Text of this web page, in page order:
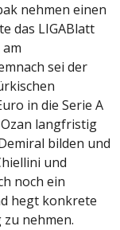
nehmen einen
das LIGABlatt
sei der
in die Serie A
langfristig
bilden und
und
noch ein
hegt konkrete
nehmen.